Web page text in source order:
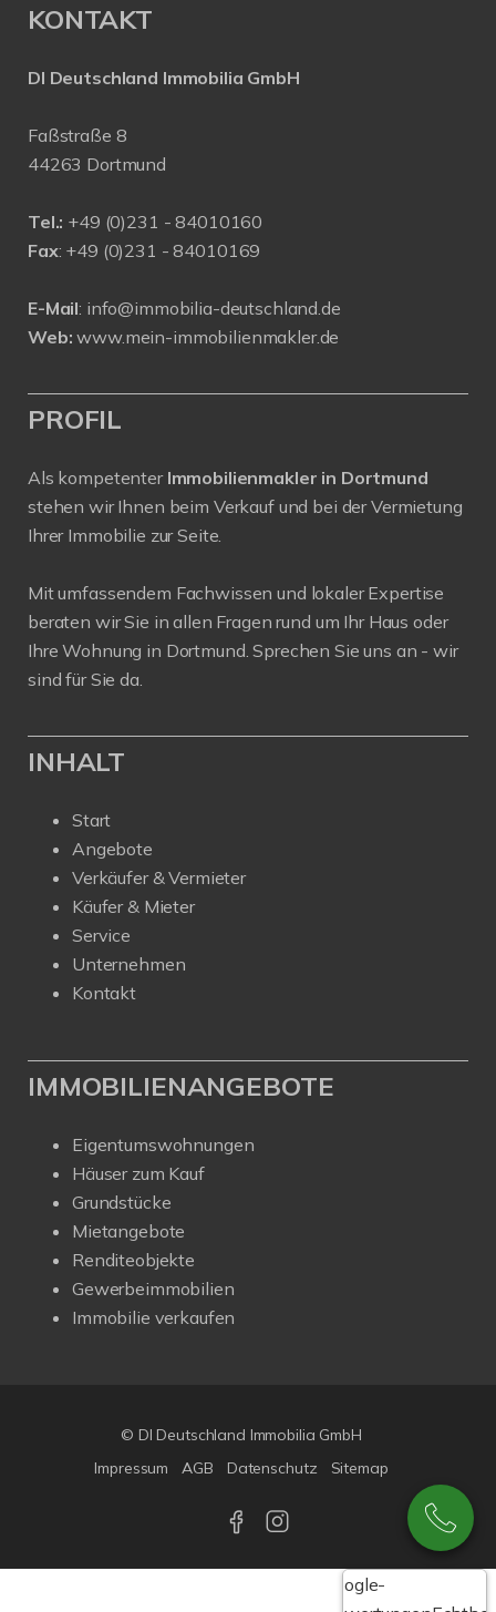
KONTAKT
DI Deutschland Immobilia GmbH
Faßstraße 8
44263 Dortmund
Tel.: +49 (0)231 - 84010160
Fax: +49 (0)231 - 84010169
E-Mail: info@immobilia-deutschland.de
Web: www.mein-immobilienmakler.de
PROFIL
Als kompetenter Immobilienmakler in Dortmund
stehen wir Ihnen beim Verkauf und bei der Vermietung
Ihrer Immobilie zur Seite.
Mit umfassendem Fachwissen und lokaler Expertise
beraten wir Sie in allen Fragen rund um Ihr Haus oder
Ihre Wohnung in Dortmund. Sprechen Sie uns an - wir
sind für Sie da.
INHALT
Start
Angebote
Verkäufer & Vermieter
Käufer & Mieter
Service
Unternehmen
Kontakt
IMMOBILIENANGEBOTE
Eigentumswohnungen
Häuser zum Kauf
Grundstücke
Mietangebote
Renditeobjekte
Gewerbeimmobilien
Immobilie verkaufen
© DI Deutschland Immobilia GmbH
Impressum
AGB Datenschutz Sitemap
Google-